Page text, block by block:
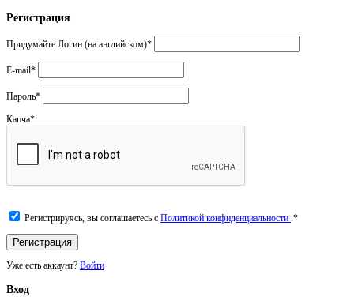
Регистрация
Придумайте Логин (на английском)*
E-mail*
Пароль*
Капча*
Регистрируясь, вы соглашаетесь с Политикой конфиденциальности .*
Уже есть аккаунт? Войти
Вход